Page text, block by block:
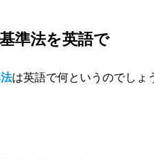
準法を英語で
は英語で何というのでしょ